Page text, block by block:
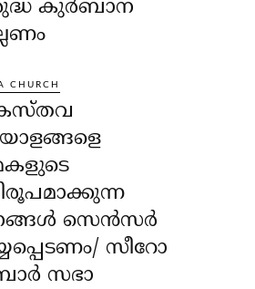
കുർബാന
CHURCH
സെൻസർ
സീറോ
സഭാ